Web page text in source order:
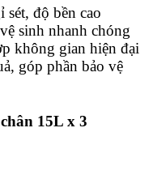
độ bền cao
sinh nhanh chóng
không gian hiện đại
góp phần bảo vệ
15L x 3